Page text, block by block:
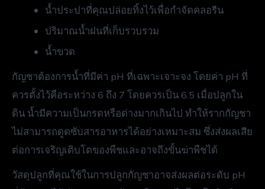
น้ำประปาที่คุณปล่อยทิ้งไว้เพื่อกำจัดคลอรีน
ปริมาณน้ำฝนที่เก็บรวบรวม
น้ำขวด
กัญชาต้องการน้ำที่มีค่า pH ที่เฉพาะเจาะจง โดยค่า pH ที่
ควรตั้งไว้คือระหว่าง 6 ถึง 7 โดยควรเป็น 6.5 เมื่อปลูกใน
ดิน น้ำมีความเป็นกรดหรือด่างมากเกินไป ทำให้รากกัญชา
ไม่สามารถดูดซับสารอาหารได้อย่างเหมาะสม ซึ่งส่งผลเสีย
ต่อการเจริญเติบโตของพืชและอาจถึงขั้นฆ่าพืชได้
วัสดุปลูกที่คุณใช้ในการปลูกกัญชาอาจส่งผลต่อระดับ pH